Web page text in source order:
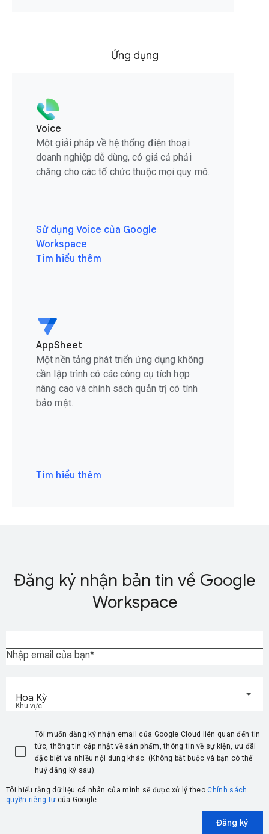
Ứng dụng
Voice
Một giải pháp về hệ thống điện thoại
doanh nghiệp dễ dùng, có giá cả phải
chăng cho các tổ chức thuộc mọi quy mô.
Sử dụng Voice của Google
Workspace
Tìm hiểu thêm
AppSheet
Một nền tảng phát triển ứng dụng không
cần lập trình có các công cụ tích hợp
nâng cao và chính sách quản trị có tính
bảo mật.
Tìm hiểu thêm
Đăng ký nhận bản tin về Google
Workspace
Nhập email của bạn
Khu vực
Hoa Kỳ
Tôi muốn đăng ký nhận email của Google Cloud liên quan đến tin
tức, thông tin cập nhật về sản phẩm, thông tin về sự kiện, ưu đãi
đặc biệt và nhiều nội dung khác. (Không bắt buộc và bạn có thể
huỷ đăng ký sau).
Tôi hiểu rằng dữ liệu cá nhân của mình sẽ được xử lý theoChính sách
quyền riêng tưcủa Google.
Đăng ký